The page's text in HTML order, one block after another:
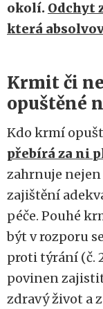
okolí. Odchyt
která
Krmit či
opuštěné
Kdo krmí
přebírá za ni
zahrnuje
zajištění
péče. Pouhé
být v rozporu
proti týrání (č.
povinen
zdravý život a